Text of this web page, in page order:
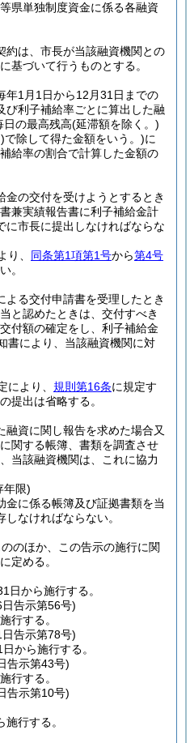
県単独制度資金に係る各融資
約は、市長が当該融資機関との
基づいて行うものとする。
年1月1日から12月31日までの
び利子補給率ごとに算出した融
日の最高残高(延滞額を除く。)
で除して得た金額をいう。)に
給率の割合で計算した金額の
金の交付を受けようとするとき
兼実績報告書に利子補給金計
に市長に提出しなければならな
り、 同条第1項第1号から第4号
。
よる交付申請書を受理したとき
と認めたときは、交付すべき
付額の確定をし、利子補給金
書により、当該融資機関に対
により、 規則第16条に規定す
提出は省略する。
融資に関し報告を求めた場合又
関する帳簿、書類を調査させ
当該融資機関は、これに協力
年限)
金に係る帳簿及び証拠書類を当
なければならない。
のほか、この告示の施行に関
定める。
日から施行する。
日告示第56号)
行する。
日告示第78号)
から施行する。
告示第43号)
行する。
告示第10号)
行する。